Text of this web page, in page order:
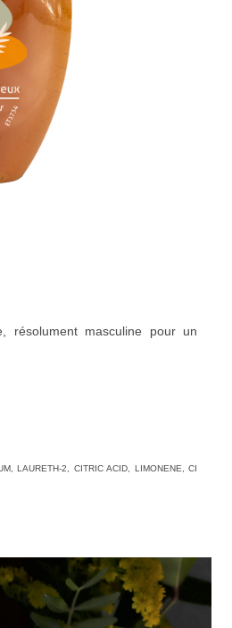
résolument masculine pour un
LAURETH-2, CITRIC ACID, LIMONENE, CI